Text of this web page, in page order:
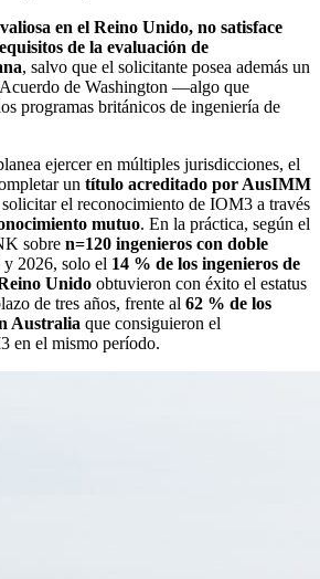
en el Reino Unido, no satisface
de la evaluación de
, salvo que el solicitante posea además un
de Washington —algo que
programas británicos de ingeniería de
ejercer en múltiples jurisdicciones, el
un título acreditado por AusIMM
solicitar el reconocimiento de IOM3 a través
mutuo. En la práctica, según el
sobre n=120 ingenieros con doble
y 2026, solo el 14 % de los ingenieros de
Unido obtuvieron con éxito el estatus
de tres años, frente al 62 % de los
Australia que consiguieron el
en el mismo período.